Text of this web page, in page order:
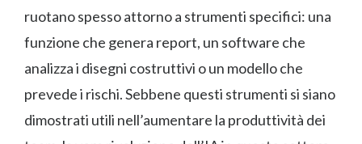
ruotano spesso attorno a strumenti specifici: una
funzione che genera report, un software che
analizza i disegni costruttivi o un modello che
prevede i rischi. Sebbene questi strumenti si siano
dimostrati utili nell’aumentare la produttività dei